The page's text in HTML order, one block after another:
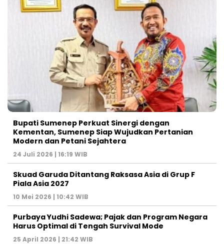
Bupati Sumenep Perkuat Sinergi dengan
Kementan, Sumenep Siap Wujudkan Pertanian
Modern dan Petani Sejahtera
24 Juli 2026 | 16:19 WIB
Skuad Garuda Ditantang Raksasa Asia di Grup F
Piala Asia 2027
10 Mei 2026 | 10:42 WIB
Purbaya Yudhi Sadewa; Pajak dan Program Negara
Harus Optimal di Tengah Survival Mode
25 April 2026 | 21:42 WIB